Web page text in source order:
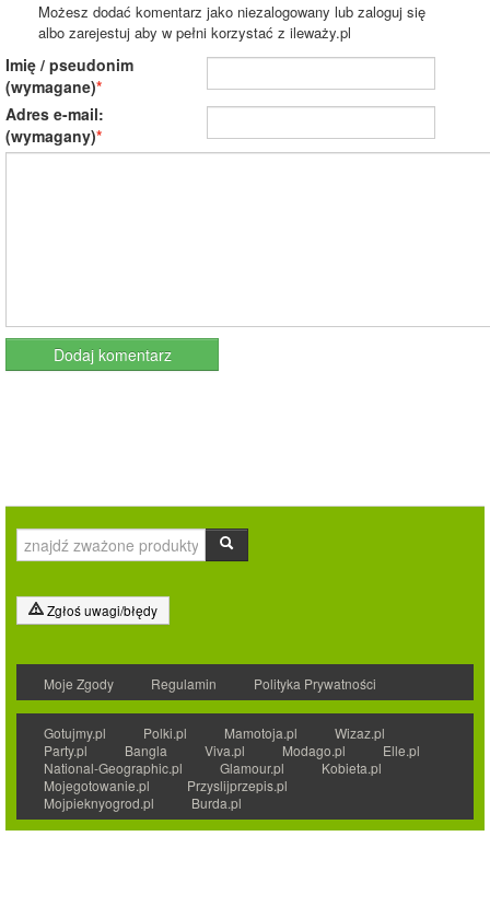
Możesz dodać komentarz jako niezalogowany lub zaloguj się
albo zarejestuj aby w pełni korzystać z ileważy.pl
Imię / pseudonim
(wymagane)
Adres e-mail:
(wymagany)
Zgłoś uwagi/błędy
Moje Zgody Regulamin Polityka Prywatności
Gotujmy.pl Polki.pl Mamotoja.pl
Wizaz.pl
Party.pl
Bangla Viva.pl Modago.pl
Elle.pl
National-Geographic.pl
Glamour.pl
Kobieta.pl
Mojegotowanie.pl
Przyslijprzepis.pl
Mojpieknyogrod.pl
Burda.pl